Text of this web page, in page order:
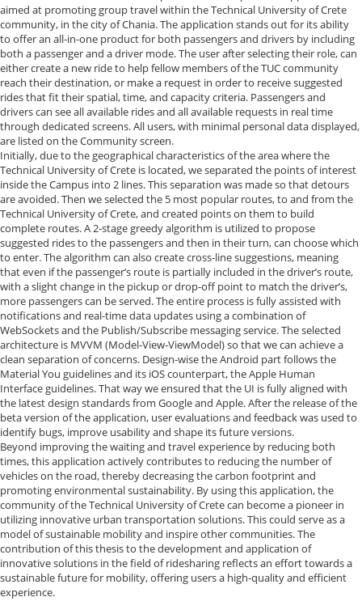
aimed at promoting group travel within the Technical University of Crete
community, in the city of Chania. The application stands out for its ability
to offer an all-in-one product for both passengers and drivers by including
both a passenger and a driver mode. The user after selecting their role, can
either create a new ride to help fellow members of the TUC community
reach their destination, or make a request in order to receive suggested
rides that fit their spatial, time, and capacity criteria. Passengers and
drivers can see all available rides and all available requests in real time
through dedicated screens. All users, with minimal personal data displayed,
are listed on the Community screen.
Initially, due to the geographical characteristics of the area where the
Technical University of Crete is located, we separated the points of interest
inside the Campus into 2 lines. This separation was made so that detours
are avoided. Then we selected the 5 most popular routes, to and from the
Technical University of Crete, and created points on them to build
complete routes. A 2-stage greedy algorithm is utilized to propose
suggested rides to the passengers and then in their turn, can choose which
to enter. The algorithm can also create cross-line suggestions, meaning
that even if the passenger’s route is partially included in the driver’s route,
with a slight change in the pickup or drop-off point to match the driver’s,
more passengers can be served. The entire process is fully assisted with
notifications and real-time data updates using a combination of
WebSockets and the Publish/Subscribe messaging service. The selected
architecture is MVVM (Model-View-ViewModel) so that we can achieve a
clean separation of concerns. Design-wise the Android part follows the
Material You guidelines and its iOS counterpart, the Apple Human
Interface guidelines. That way we ensured that the UI is fully aligned with
the latest design standards from Google and Apple. After the release of the
beta version of the application, user evaluations and feedback was used to
identify bugs, improve usability and shape its future versions.
Beyond improving the waiting and travel experience by reducing both
times, this application actively contributes to reducing the number of
vehicles on the road, thereby decreasing the carbon footprint and
promoting environmental sustainability. By using this application, the
community of the Technical University of Crete can become a pioneer in
utilizing innovative urban transportation solutions. This could serve as a
model of sustainable mobility and inspire other communities. The
contribution of this thesis to the development and application of
innovative solutions in the field of ridesharing reflects an effort towards a
sustainable future for mobility, offering users a high-quality and efficient
experience.